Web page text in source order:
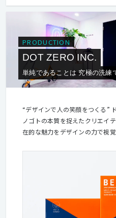
PRODUCTION
DOT ZERO INC.
単純であることは 究極の洗練
“デザインで人の笑顔をつくる” ドットゼロは 常に時流を読み モ
ノゴトの本質を捉えたクリエイティブを
在的な魅力をデザインの力で視覚化し 最大限に引き出